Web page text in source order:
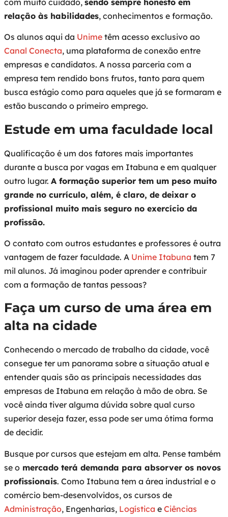
relação às habilidades, conhecimentos e formação.
Os alunos aqui da Unime têm acesso exclusivo ao
Canal Conecta, uma plataforma de conexão entre
empresas e candidatos. A nossa parceria com a
empresa tem rendido bons frutos, tanto para quem
busca estágio como para aqueles que já se formaram e
estão buscando o primeiro emprego.
Estude em uma faculdade local
Qualificação é um dos fatores mais importantes
durante a busca por vagas em Itabuna e em qualquer
outro lugar. A formação superior tem um peso muito
grande no currículo, além, é claro, de deixar o
profissional muito mais seguro no exercício da
profissão.
O contato com outros estudantes e professores é outra
vantagem de fazer faculdade. A Unime Itabuna tem 7
mil alunos. Já imaginou poder aprender e contribuir
com a formação de tantas pessoas?
Faça um curso de uma área em
alta na cidade
Conhecendo o mercado de trabalho da cidade, você
consegue ter um panorama sobre a situação atual e
entender quais são as principais necessidades das
empresas de Itabuna em relação à mão de obra. Se
você ainda tiver alguma dúvida sobre qual curso
superior deseja fazer, essa pode ser uma ótima forma
de decidir.
Busque por cursos que estejam em alta. Pense também
se o mercado terá demanda para absorver os novos
profissionais. Como Itabuna tem a área industrial e o
comércio bem-desenvolvidos, os cursos de
Administração, Engenharias, Logística e Ciências